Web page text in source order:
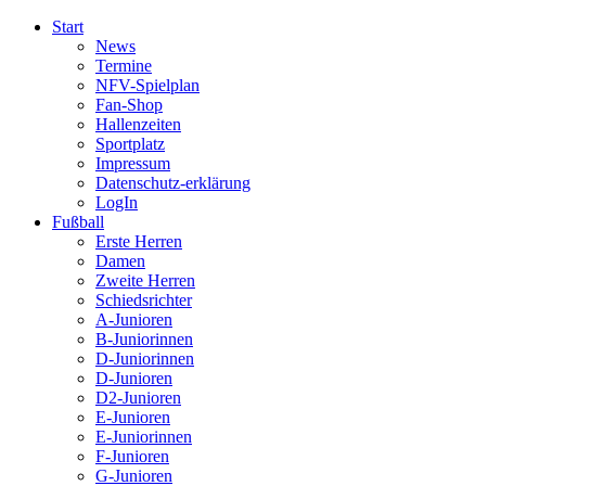
Start
News
Termine
NFV-Spielplan
Fan-Shop
Hallenzeiten
Sportplatz
Impressum
Datenschutz-erklärung
LogIn
Fußball
Erste Herren
Damen
Zweite Herren
Schiedsrichter
A-Junioren
B-Juniorinnen
D-Juniorinnen
D-Junioren
D2-Junioren
E-Junioren
E-Juniorinnen
F-Junioren
G-Junioren